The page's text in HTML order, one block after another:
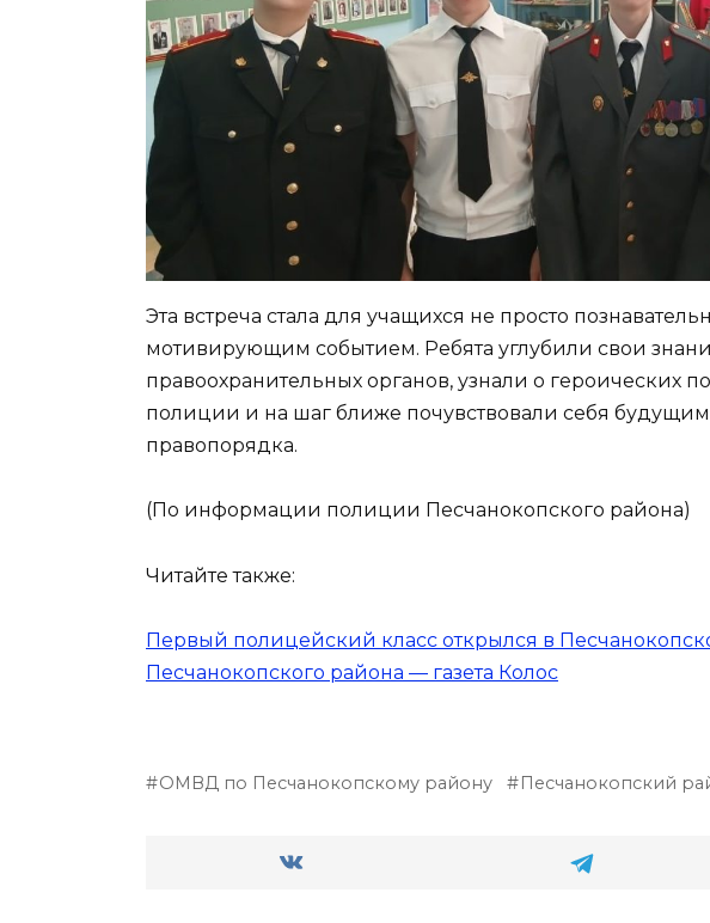
Эта встреча стала для учащихся не просто
мотивирующим событием. Ребята углубили свои
правоохранительных органов, узнали о героических
полиции и на шаг ближе почувствовали себя
правопорядка.
(По информации полиции Песчанокопского района)
Читайте также:
Первый полицейский класс открылся в
Песчанокопского района — газета Колос
ОМВД по Песчанокопскому району Песчанокопский